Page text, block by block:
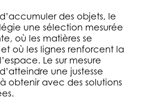
des objets, le
une sélection mesurée
où les matières se
où les lignes renforcent la
Le sur mesure
une justesse
obtenir avec des solutions